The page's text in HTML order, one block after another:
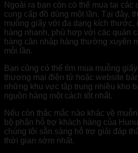
Ngoài ra bạn còn có thể mua tại các
cung cấp đồ dùng một lần. Tại đây,
muỗng giấy với đa dạng kích thước,
hàng nhanh, phù hợp với các quán
hàng cần nhập hàng thường xuyên
mỗi lần.
Bạn cũng có thể tìm mua muỗng
thương mại điện tử hoặc website
những khu vực tập trung nhiều kho
nguồn hàng một cách tốt nhất.
Nếu còn thắc mắc nào khác về
bộ phận hỗ trợ khách hàng của
chúng tôi sẵn sàng hỗ trợ giải đáp
thời gian sớm nhất.